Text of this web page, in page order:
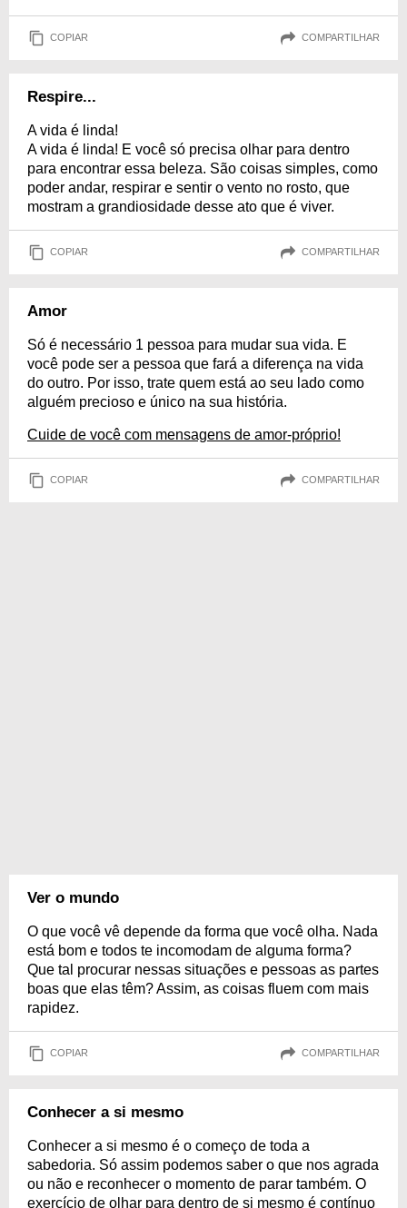
COPIAR COMPARTILHAR
Respire...
A vida é linda!
A vida é linda! E você só precisa olhar para dentro
para encontrar essa beleza. São coisas simples, como
poder andar, respirar e sentir o vento no rosto, que
mostram a grandiosidade desse ato que é viver.
COPIAR COMPARTILHAR
Amor
Só é necessário 1 pessoa para mudar sua vida. E
você pode ser a pessoa que fará a diferença na vida
do outro. Por isso, trate quem está ao seu lado como
alguém precioso e único na sua história.
Cuide de você com mensagens de amor-próprio!
COPIAR COMPARTILHAR
Ver o mundo
O que você vê depende da forma que você olha. Nada
está bom e todos te incomodam de alguma forma?
Que tal procurar nessas situações e pessoas as partes
boas que elas têm? Assim, as coisas fluem com mais
rapidez.
COPIAR COMPARTILHAR
Conhecer a si mesmo
Conhecer a si mesmo é o começo de toda a
sabedoria. Só assim podemos saber o que nos agrada
ou não e reconhecer o momento de parar também. O
exercício de olhar para dentro de si mesmo é contínuo